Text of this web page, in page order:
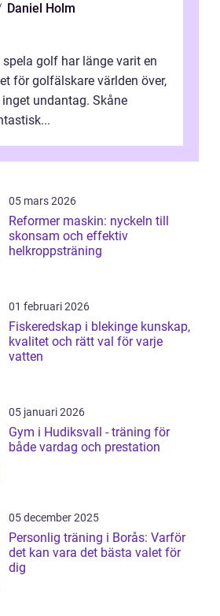
Daniel Holm
golf har länge varit en
för golfälskare världen över,
undantag. Skåne
05 mars 2026
Reformer maskin: nyckeln till
skonsam och effektiv
helkroppsträning
01 februari 2026
Fiskeredskap i blekinge kunskap,
kvalitet och rätt val för varje
vatten
05 januari 2026
Gym i Hudiksvall - träning för
både vardag och prestation
05 december 2025
Personlig träning i Borås: Varför
det kan vara det bästa valet för
dig